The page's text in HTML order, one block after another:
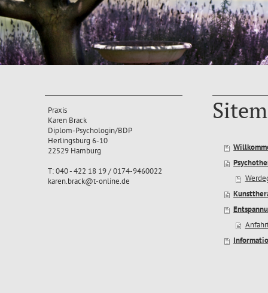
Praxis
Karen Brack
Diplom-Psychologin/BDP
Herlingsburg 6-10
22529 Hamburg
T: 040 - 422 18 19 / 0174-9460022
karen.brack@t-online.de